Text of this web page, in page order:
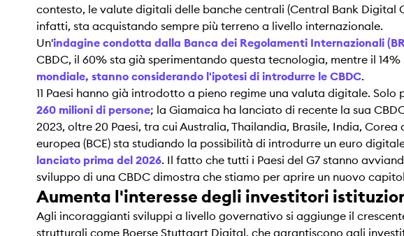
contesto, le valute digitali delle banche centrali (Central Bank Digital
infatti, sta acquistando sempre più terreno a livello internazionale.
Un'indagine condotta dalla Banca dei Regolamenti Internazionali
CBDC, il 60% sta già sperimentando questa tecnologia, mentre il
mondiale, stanno considerando l'ipotesi di introdurre le CBDC.
11 Paesi hanno già introdotto a pieno regime una valuta digitale.
260 milioni di persone; la Giamaica ha lanciato di recente la sua
2023, oltre 20 Paesi, tra cui Australia, Thailandia, Brasile, India,
europea (BCE) sta studiando la possibilità di introdurre un euro
lanciato prima del 2026. Il fatto che tutti i Paesi del G7 stanno
sviluppo di una CBDC dimostra che stiamo per aprire un nuovo
Aumenta l'interesse degli investitori
Agli incoraggianti sviluppi a livello governativo si aggiunge il
strutturali come Boerse Stuttgart Digital, che garantiscono agli